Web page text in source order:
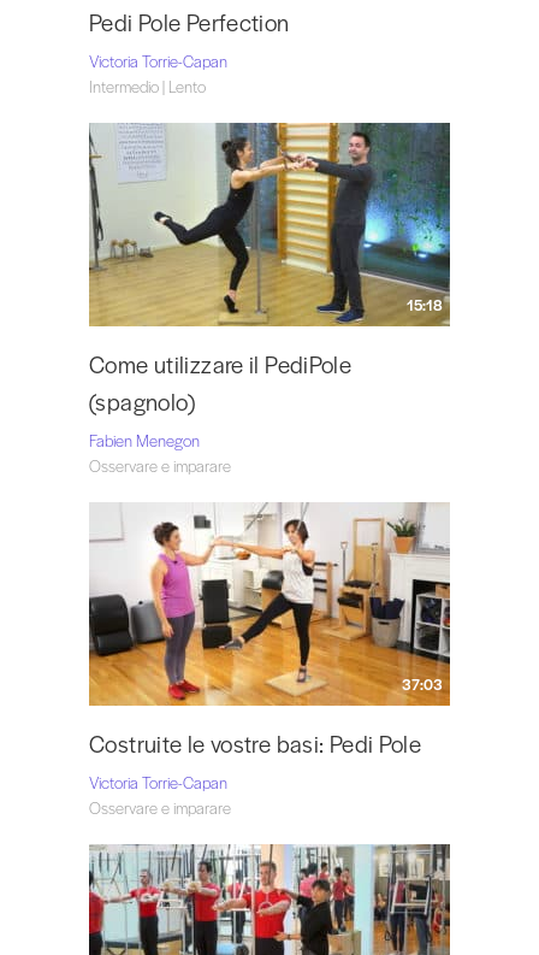
Pedi Pole Perfection
Victoria Torrie-Capan
Intermedio | Lento
15:18
Come utilizzare il PediPole
(spagnolo)
Fabien Menegon
Osservare e imparare
37:03
Costruite le vostre basi: Pedi Pole
Victoria Torrie-Capan
Osservare e imparare